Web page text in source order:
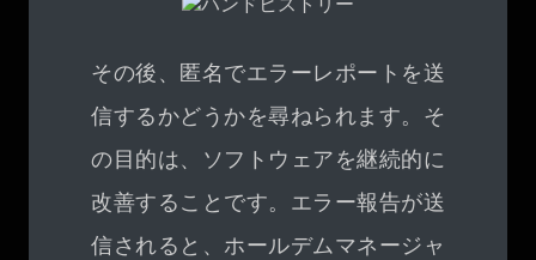
その後、匿名でエラーレポートを送
信するかどうかを尋ねられます。そ
の目的は、ソフトウェアを継続的に
改善することです。エラー報告が送
信されると、ホールデムマネージャ